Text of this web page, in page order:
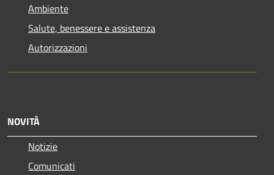
Ambiente
Salute, benessere e assistenza
Autorizzazioni
NOVITÀ
Notizie
Comunicati